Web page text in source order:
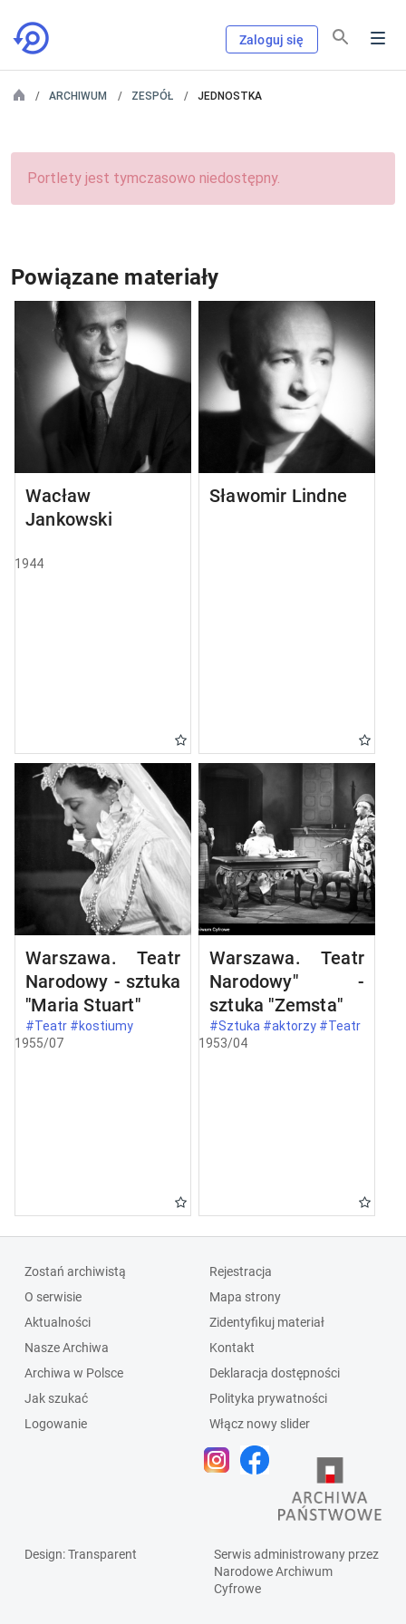
Zaloguj się
ARCHIWUM ZESPÓŁ JEDNOSTKA
Portlety jest tymczasowo niedostępny.
Powiązane materiały
Wacław
Jankowski
1944
Sławomir Lindner
Warszawa. Teatr
Narodowy - sztuka
"Maria Stuart"
#Teatr #kostiumy
1955/07
Warszawa. Teatr
Narodowy" -
sztuka "Zemsta"
#Sztuka #aktorzy #Teatr
1953/04
Zostań archiwistą
O serwisie
Aktualności
Nasze Archiwa
Archiwa w Polsce
Jak szukać
Logowanie
Rejestracja
Mapa strony
Zidentyfikuj materiał
Kontakt
Deklaracja dostępności
Polityka prywatności
Włącz nowy slider
Design: Transparent
Serwis administrowany przez
Narodowe Archiwum
Cyfrowe